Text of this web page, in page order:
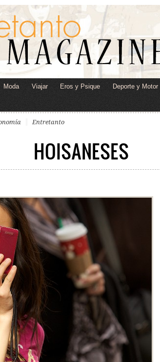
Moda Viajar Eros y Psique Deporte y Motor
Entretanto
HOISANESES